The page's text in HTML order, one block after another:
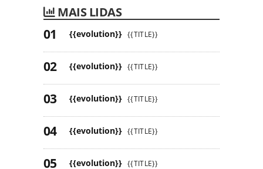
MAIS LIDAS
{{evolution}} {{TITLE}}
{{evolution}} {{TITLE}}
{{evolution}} {{TITLE}}
{{evolution}} {{TITLE}}
{{evolution}} {{TITLE}}